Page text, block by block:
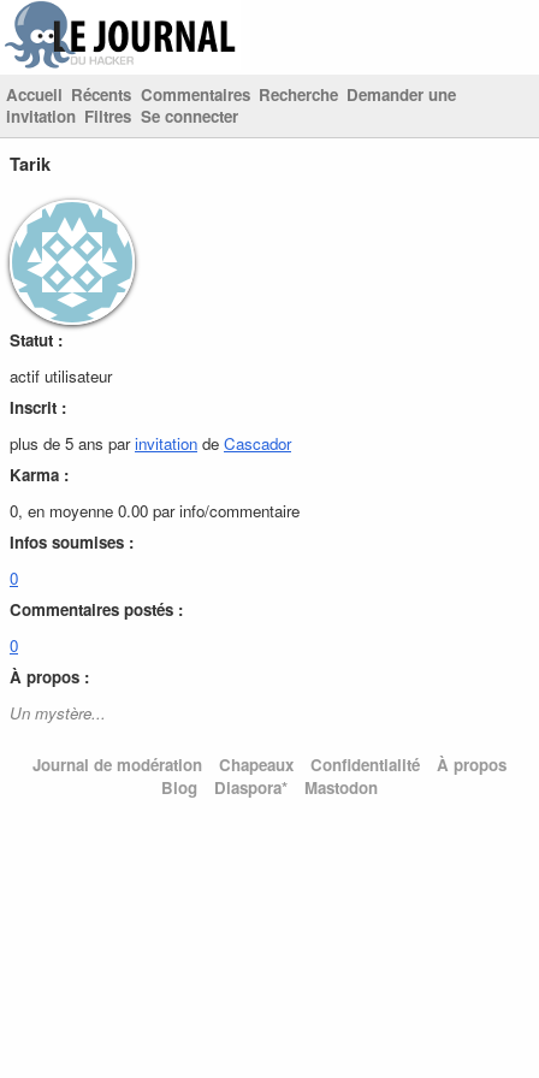
Accueil Récents Commentaires Recherche Demander une
invitation Filtres Se connecter
Tarik
Statut :
actif utilisateur
Inscrit :
plus de 5 ans parinvitation de Cascador
Karma :
0, en moyenne 0.00 par info/commentaire
Infos soumises :
0
Commentaires postés :
0
À propos :
Un mystère...
Journal de modération Chapeaux Confidentialité
À propos
Blog
Diaspora* Mastodon